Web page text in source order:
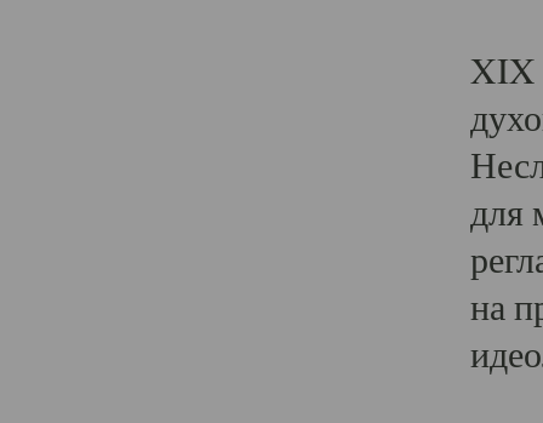
XIX
для
на